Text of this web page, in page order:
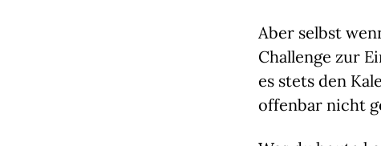
Aber selbst
Challenge zur
es stets den
offenbar nicht